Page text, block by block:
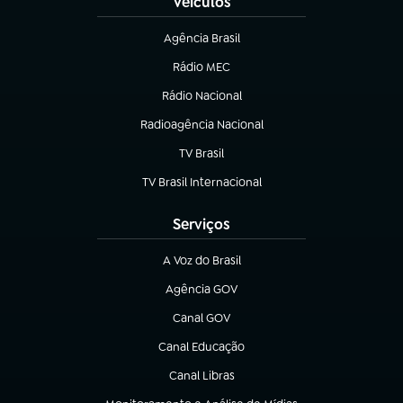
Agência Brasil
(abre em nova aba)
Rádio MEC
(abre em nova aba)
Rádio Nacional
Radioagência Nacional
(abre em nova aba)
TV Brasil
(abre em nova aba)
TV Brasil Internacional
(abre em nova aba)
Serviços
A Voz do Brasil
(abre em nova aba)
Agência GOV
(abre em nova aba)
Canal GOV
(abre em nova aba)
Canal Educação
(abre em nova aba)
Canal Libras
(abre em nova aba)